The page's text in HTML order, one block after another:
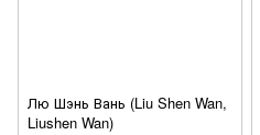
Лю Шэнь Вань (Liu Shen Wan,
Liushen Wan)